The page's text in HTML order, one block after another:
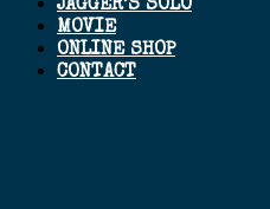
JAGGER’S SOLO
MOVIE
ONLINE SHOP
CONTACT